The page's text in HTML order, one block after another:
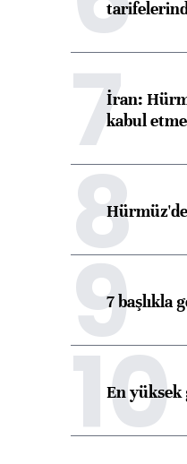
7İran:
kabul
8Hürmüz'de
97 başlıkla
10
En yüksek